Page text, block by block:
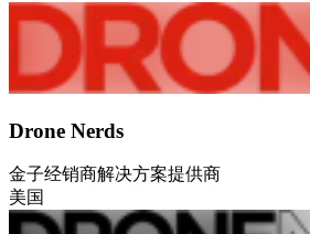
Drone Nerds
金子经销商解决方案提供商
美国